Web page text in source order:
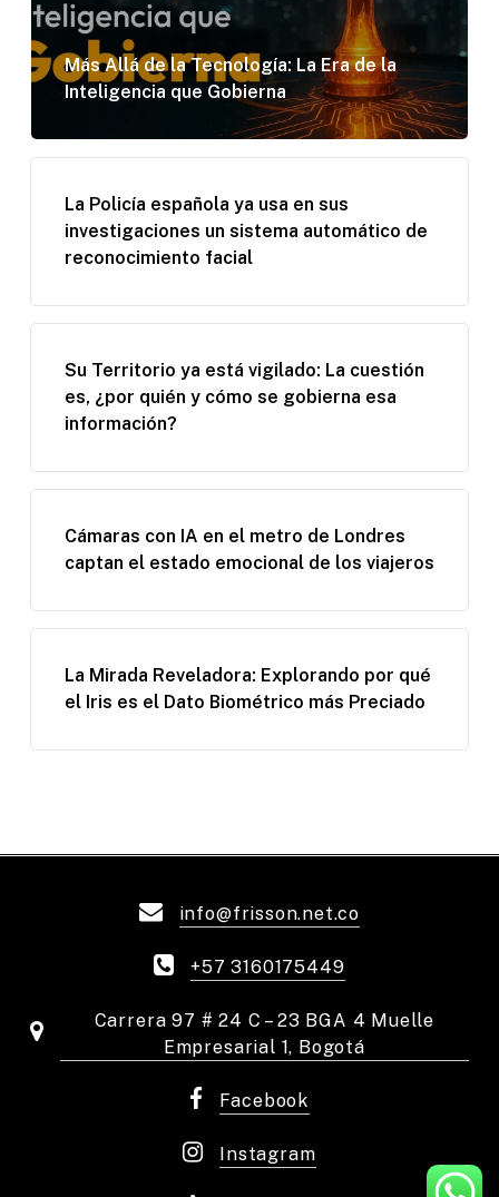
Más Allá de la Tecnología: La Era de la
Inteligencia que Gobierna
La Policía española ya usa en sus
investigaciones un sistema automático de
reconocimiento facial
Su Territorio ya está vigilado: La cuestión
es, ¿por quién y cómo se gobierna esa
información?
Cámaras con IA en el metro de Londres
captan el estado emocional de los viajeros
La Mirada Reveladora: Explorando por qué
el Iris es el Dato Biométrico más Preciado
info@frisson.net.co
+57 3160175449
Carrera 97 # 24 C – 23 BGA 4 Muelle
Empresarial 1, Bogotá
Facebook
Instagram